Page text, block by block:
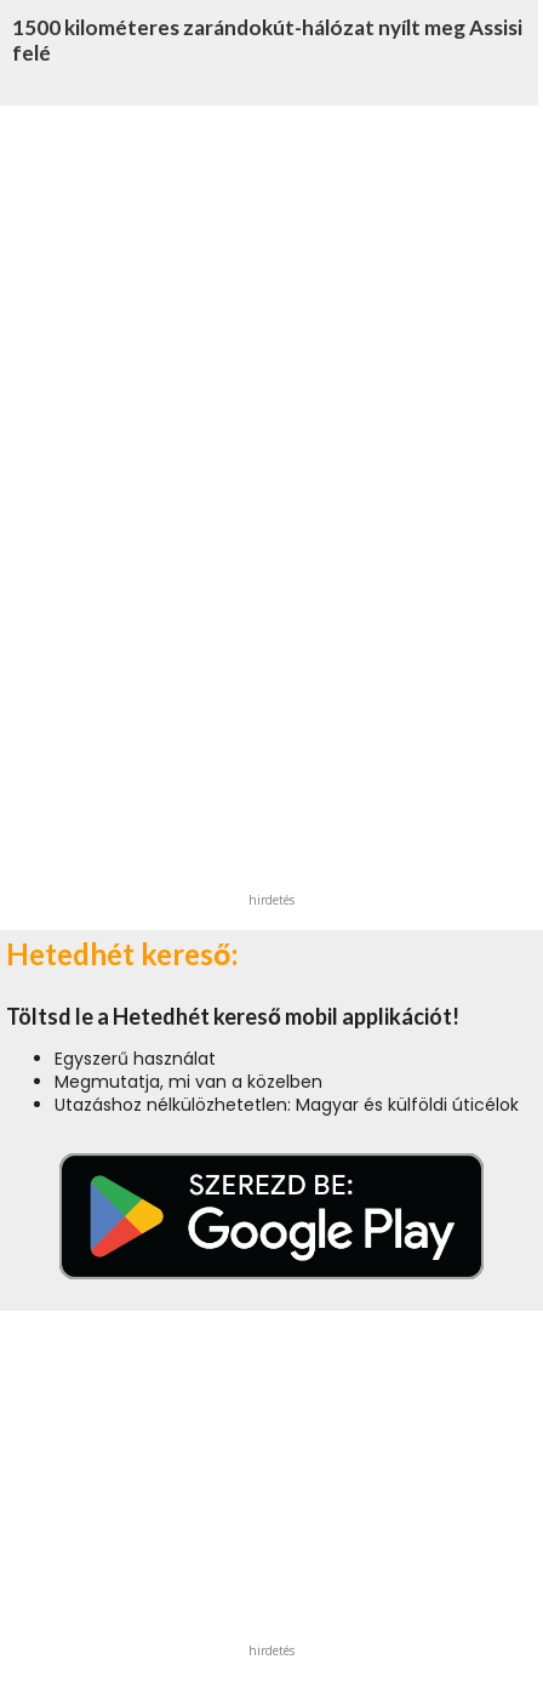
1500 kilométeres zarándokút-hálózat nyílt meg Assisi
felé
hirdetés
Hetedhét kereső:
Töltsd le a Hetedhét kereső mobil applikációt!
Egyszerű használat
Megmutatja, mi van a közelben
Utazáshoz nélkülözhetetlen: Magyar és külföldi úticélok
hirdetés